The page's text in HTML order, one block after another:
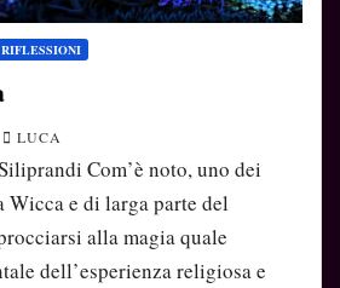
RIFLESSIONI
LUCA
Com’è noto, uno dei
e di larga parte del
alla magia quale
dell’esperienza religiosa e